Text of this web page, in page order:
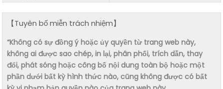
【Tuyên bố miễn trách nhiệm】
“Không có sự đồng ý hoặc ủy quyền từ trang web này,
không ai được sao chép, in lại, phân phối, trích dẫn, thay
đổi, phát sóng hoặc công bố nội dung toàn bộ hoặc một
phần dưới bất kỳ hình thức nào, cũng không được có bất